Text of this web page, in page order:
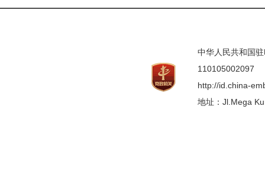
中华人民共和国
110105002097
http://id.china-
地址：Jl.Mega